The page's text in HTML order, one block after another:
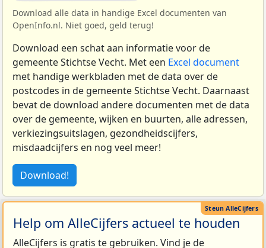
Download alle data in handige Excel documenten van
OpenInfo.nl. Niet goed, geld terug!
Download een schat aan informatie voor de
gemeente Stichtse Vecht. Met een Excel document
met handige werkbladen met de data over de
postcodes in de gemeente Stichtse Vecht. Daarnaast
bevat de download andere documenten met de data
over de gemeente, wijken en buurten, alle adressen,
verkiezingsuitslagen, gezondheidscijfers,
misdaadcijfers en nog veel meer!
Download!
Help om AlleCijfers actueel te houden
AlleCijfers is gratis te gebruiken. Vind je de